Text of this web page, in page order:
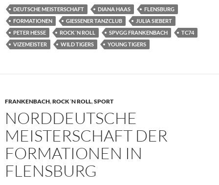
DEUTSCHE MEISTERSCHAFT DIANA HAAS
FLENSBURG
FORMATIONEN
GIESSENER TANZCLUB
JULIA SIEBERT
PETER HESSE
ROCK´N ROLL SPVGG FRANKENBACH
TC74
VIZEMEISTER
WILD TIGERS YOUNG TIGERS
FRANKENBACH,ROCK´N ROLL,SPORT
NORDDEUTSCHE
MEISTERSCHAFT DER
FORMATIONEN IN
FLENSBURG